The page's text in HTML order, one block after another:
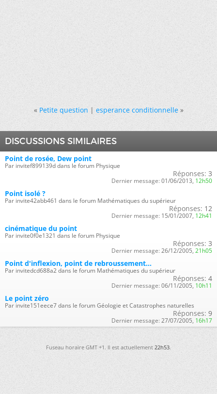
« Petite question|esperance conditionnelle »
DISCUSSIONS SIMILAIRES
Point de rosée, Dew point
Par invitef899139d dans le forum Physique
Réponses: 3
Dernier message: 01/06/2013, 12h50
Point isolé ?
Par invite42abb461 dans le forum Mathématiques du supérieur
Réponses: 12
Dernier message: 15/01/2007, 12h41
cinématique du point
Par invite0f0e1321 dans le forum Physique
Réponses: 3
Dernier message: 26/12/2005, 21h05
Point d'inflexion, point de rebroussement...
Par invitedcd688a2 dans le forum Mathématiques du supérieur
Réponses: 4
Dernier message: 06/11/2005, 10h11
Le point zéro
Par invite151eece7 dans le forum Géologie et Catastrophes naturelles
Réponses: 9
Dernier message: 27/07/2005, 16h17
Fuseau horaire GMT +1. Il est actuellement22h53.